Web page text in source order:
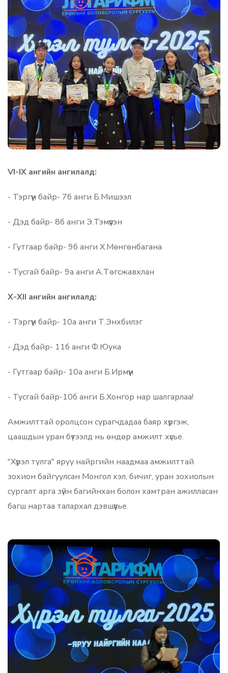
VI-IX ангийн ангилалд:
- Тэргүүн байр- 7б анги Б.Мишээл
- Дэд байр- 8б анги Э.Тэмүүлэн
- Гутгаар байр- 9б анги Х.Мөнгөнбагана
- Тусгай байр- 9а анги А.Төгсжавхлан
X-XII ангийн ангилалд:
- Тэргүүн байр- 10а анги Т.Энхбилэг
- Дэд байр- 11б анги Ф.Юука
- Гутгаар байр- 10а анги Б.Ирмүүн
- Тусгай байр-10б анги Б.Хонгор нар шалгарлаа!
Амжилттай оролцсон сурагчдадаа баяр хүргэж,
цаашдын уран бүтээлд нь өндөр амжилт хүсье.
"Хүрэл тулга" яруу найргийн наадмаа амжилттай
зохион байгуулсан Монгол хэл, бичиг, уран зохиолын
сургалт арга зүйн багийнхан болон хамтран ажилласан
багш нартаа талархал дэвшүүлье.